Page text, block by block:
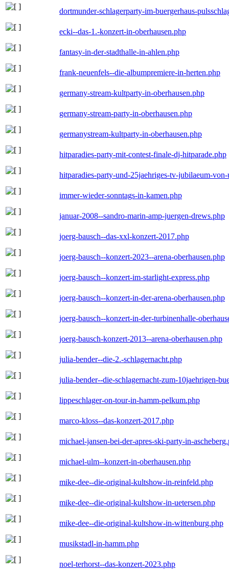
dortmunder-schlagerparty-im-buergerhaus-
ecki--das-1.-konzert-in-oberhausen.php
fantasy-in-der-stadthalle-in-ahlen.php
frank-neuenfels--die-albumpremiere-in-herten.php
germany-stream-kultparty-in-oberhausen.php
germany-stream-party-in-oberhausen.php
germanystream-kultparty-in-oberhausen.php
hitparadies-party-mit-contest-finale-dj-hitparade.php
hitparadies-party-und-25jaehriges-tv-jubilaeum-
immer-wieder-sonntags-in-kamen.php
januar-2008--sandro-marin-amp-juergen-drews.php
joerg-bausch--das-xxl-konzert-2017.php
joerg-bausch--konzert-2023--arena-oberhausen.php
joerg-bausch--konzert-im-starlight-express.php
joerg-bausch--konzert-in-der-arena-oberhausen.php
joerg-bausch--konzert-in-der-turbinenhalle-
joerg-bausch-konzert-2013--arena-oberhausen.php
julia-bender--die-2.-schlagernacht.php
julia-bender--die-schlagernacht-zum-10jaehrigen-
lippeschlager-on-tour-in-hamm-pelkum.php
marco-kloss--das-konzert-2017.php
michael-jansen-bei-der-apres-ski-party-in-
michael-ulm--konzert-in-oberhausen.php
mike-dee--die-original-kultshow-in-reinfeld.php
mike-dee--die-original-kultshow-in-uetersen.php
mike-dee--die-original-kultshow-in-wittenburg.php
musikstadl-in-hamm.php
noel-terhorst--das-konzert-2023.php